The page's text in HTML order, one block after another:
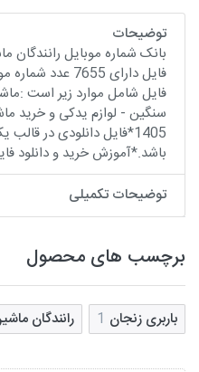
توضیحات
بانک شماره موبایل رانندگان
فایل دارای
فایل شامل موارد زیر است
سنگین - لوازم یدکی و خرید
1405*فایل دانلودی در
باشد.*آموزش خرید و دانلود
توضیحات تکمیلی
برچسب های محصول
باربری زنجان 1 رانندگان